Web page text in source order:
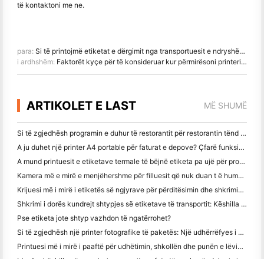
të kontaktoni me ne.
para: Si të printojmë etiketat e dërgimit nga transportuesit e ndryshëm të logjikës
i ardhshëm: Faktorët kyçe për të konsideruar kur përmirësoni printerin tuaj të etiketës termike
ARTIKOLET E LAST MË SHUMË
Si të zgjedhësh programin e duhur të restorantit për restorantin tënd të vogël apo të mesëm
A ju duhet një printer A4 portable për faturat e depove? Çfarë funksionon?
A mund printuesit e etiketave termale të bëjnë etiketa pa ujë për prodhimet e biznesit të vogël?
Kamera më e mirë e menjëhershme për filluesit që nuk duan t ë humbin letër
Krijuesi më i mirë i etiketës së ngjyrave për përditësimin dhe shkrimin: Shto më shumë ngjyrë në çdo faqe
Shkrimi i dorës kundrejt shtypjes së etiketave të transportit: Këshilla për bizneset e vogla në vitin 2026
Pse etiketa jote shtyp vazhdon të ngatërrohet?
Si të zgjedhësh një printer fotografike të paketës: Një udhërrëfyes i plotë për përdoruesit e gazetave, udhëtimit dhe iPhone
Printuesi më i mirë i paaftë për udhëtimin, shkollën dhe punën e lëvizshme: Hanin MT620 Pro Review